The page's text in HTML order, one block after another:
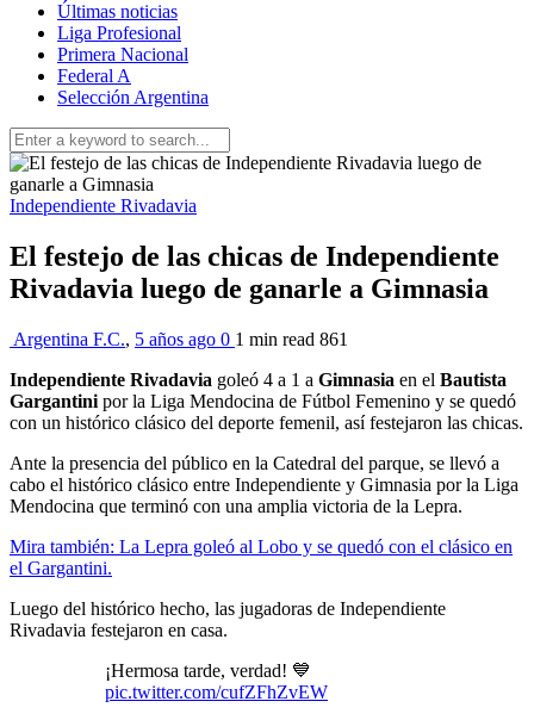
Últimas noticias
Liga Profesional
Primera Nacional
Federal A
Selección Argentina
Independiente Rivadavia
El festejo de las chicas de Independiente
Rivadavia luego de ganarle a Gimnasia
Argentina F.C., 5 años ago 0 1 min read 861
Independiente Rivadavia goleó 4 a 1 a Gimnasia en el Bautista
Gargantini por la Liga Mendocina de Fútbol Femenino y se quedó
con un histórico clásico del deporte femenil, así festejaron las chicas.
Ante la presencia del público en la Catedral del parque, se llevó a
cabo el histórico clásico entre Independiente y Gimnasia por la Liga
Mendocina que terminó con una amplia victoria de la Lepra.
Mira también: La Lepra goleó al Lobo y se quedó con el clásico en
el Gargantini.
Luego del histórico hecho, las jugadoras de Independiente
Rivadavia festejaron en casa.
¡Hermosa tarde, verdad! 💙
pic.twitter.com/cufZFhZvEW